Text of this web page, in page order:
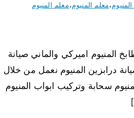
،معلم المنيوم،معلم المنيوم
المنيوم اميركي والماني صيانة
درابزين المنيوم نعمل من خلال
سحابة وتركيب ابواب المنيوم